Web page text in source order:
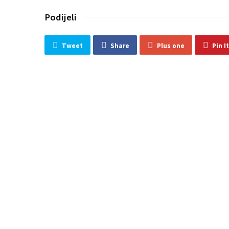
Podijeli
Tweet Share Plus one Pin It